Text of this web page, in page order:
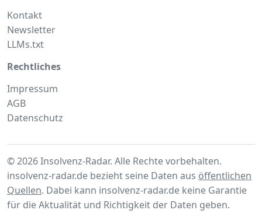
Kontakt
Newsletter
LLMs.txt
Rechtliches
Impressum
AGB
Datenschutz
© 2026 Insolvenz-Radar. Alle Rechte vorbehalten.
insolvenz-radar.de bezieht seine Daten aus öffentlichen
Quellen. Dabei kann insolvenz-radar.de keine Garantie
für die Aktualität und Richtigkeit der Daten geben.